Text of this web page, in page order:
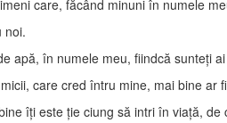
care, făcând minuni în numele
noi.
apă, în numele meu, fiindcă sunteţi
care cred întru mine, mai bine
îţi este ţie ciung să intri în viaţă,